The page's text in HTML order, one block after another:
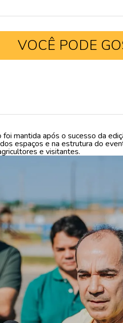
VOCÊ PODE
mantida após o sucesso da
espaços e na estrutura do
e visitantes.